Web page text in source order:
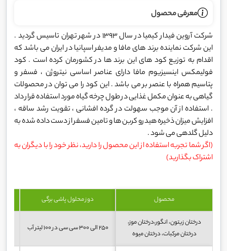
معرفی محصول
شرکت آروین فیدار کیمیا در سال 1393 در شهر تهران تاسیس گردید .
این شرکت نماینده برند های مافا و مدیفر اسپانیا در ایران می باشد که
اقدام به توزیع کود های این برند ها در کشورمان کرده است . کود
فولیمکس اینسیزیوم مافا دارای عناصر اساسی نیتروژن ، فسفر و
پتاسیم همراه با عنصر بر می باشد . این کود را می توان در محصولات
گیاهی به عنوان مکمل غذایی در طول چرخه گیاه مورد استفاده قرار داد
. استفاده از آن موجب سهولت در گرده افشانی ، تقویت رشد ساقه ،
افزایش میزان ذخیره هیدرو کربن ها و تامین فسفر از دست داده شده به
دلیل گلدهی می شود .
(اگر شما تجربه استفاده از این محصول را دارید، نظر خود را با دیگران به
اشتراک بگذارید)
محصول دوز محلول پاشی برگی
درختان زیتون، انگور،درختان موز،
درختان مرکبات، درختان میوه
250 الی 300 سی سی در 100 لیتر آب